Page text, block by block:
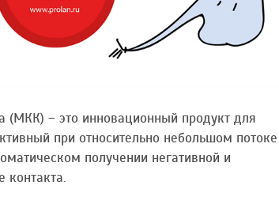
(МКК) – это инновационный продукт для
при относительно небольшом потоке
получении негативной и
контакта.